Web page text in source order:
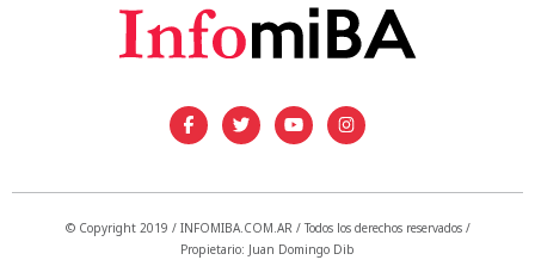
© Copyright 2019 / INFOMIBA.COM.AR / Todos los derechos reservados /
Propietario: Juan Domingo Dib